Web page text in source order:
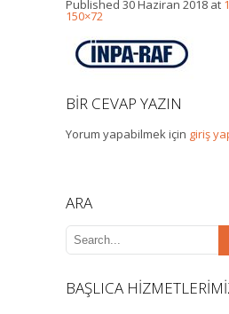
Published 30 Haziran 2018 at
150×72
BIR CEVAP YAZIN
Yorum yapabilmek için giriş
ARA
BAŞLICA